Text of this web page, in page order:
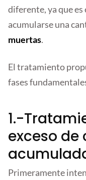
diferente, ya que
acumularse una
muertas.
El tratamiento
fases
1.-
exceso
Primeramente